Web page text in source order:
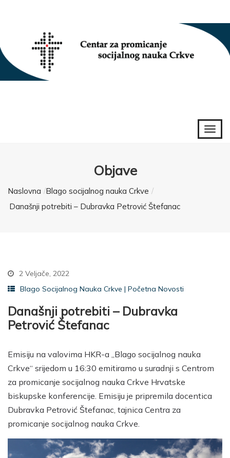
Objave
Naslovna Blago socijalnog nauka Crkve
Današnji potrebiti – Dubravka Petrović Štefanac
2 Veljače, 2022
Blago Socijalnog Nauka Crkve | Početna Novosti
Današnji potrebiti – Dubravka
Petrović Štefanac
Emisiju na valovima HKR-a „Blago socijalnog nauka
Crkve“ srijedom u 16:30 emitiramo u suradnji s Centrom
za promicanje socijalnog nauka Crkve Hrvatske
biskupske konferencije. Emisiju je pripremila docentica
Dubravka Petrović Štefanac, tajnica Centra za
promicanje socijalnog nauka Crkve.